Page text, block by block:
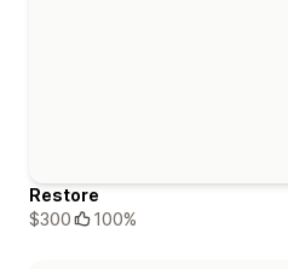
Restore
$300
100%